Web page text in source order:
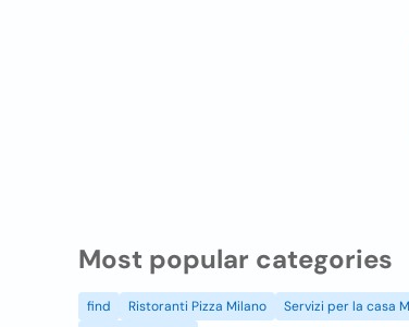
Most popular categories
find Ristoranti Pizza Milano Servizi per la casa